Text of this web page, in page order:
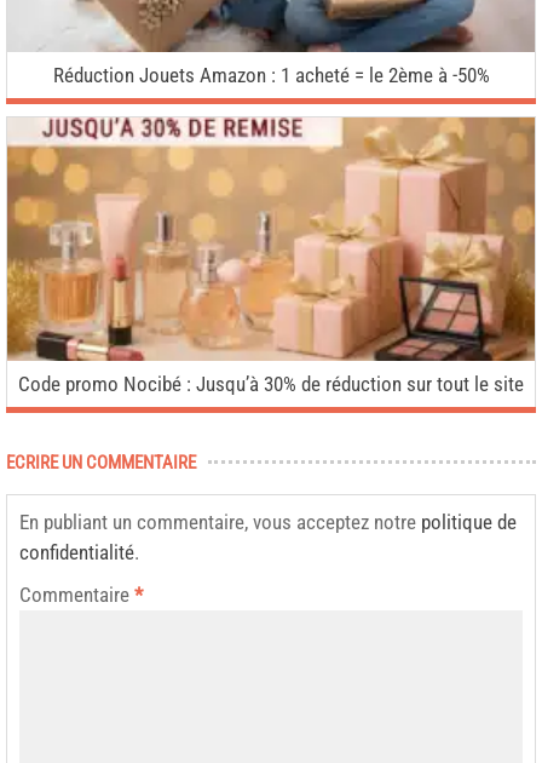
Réduction Jouets Amazon : 1 acheté = le 2ème à -50%
Code promo Nocibé : Jusqu’à 30% de réduction sur tout le site
ECRIRE UN COMMENTAIRE
En publiant un commentaire, vous acceptez notre politique de
confidentialité.
Commentaire *